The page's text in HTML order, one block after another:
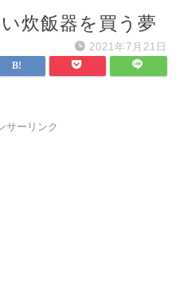
い炊飯器を買う夢
2021年7月21日
サーリンク